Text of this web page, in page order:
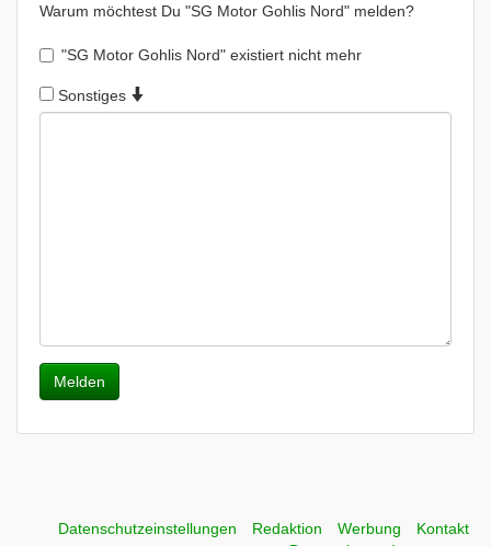
Warum möchtest Du "SG Motor Gohlis Nord" melden?
"SG Motor Gohlis Nord" existiert nicht mehr
Sonstiges
Melden
Datenschutzeinstellungen Redaktion Werbung
Kontakt